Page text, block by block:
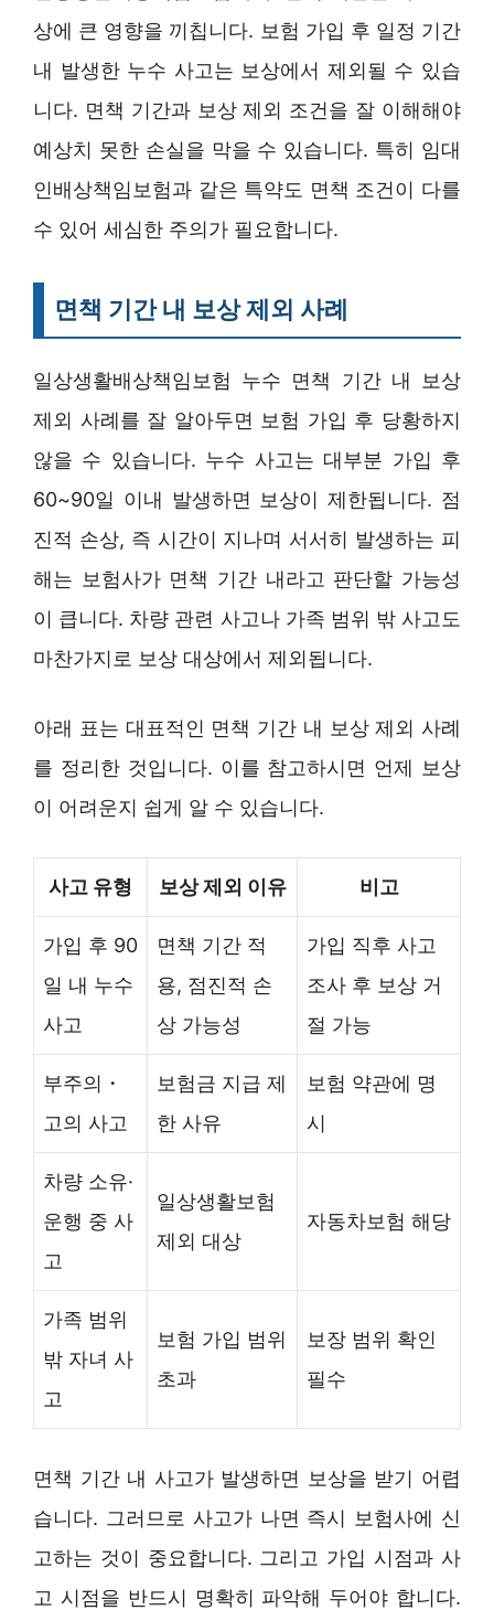
상에 큰 영향을 끼칩니다. 보험 가입 후 일정 기간
내 발생한 누수 사고는 보상에서 제외될 수 있습
니다. 면책 기간과 보상 제외 조건을 잘 이해해야
예상치 못한 손실을 막을 수 있습니다. 특히 임대
인배상책임보험과 같은 특약도 면책 조건이 다를
수 있어 세심한 주의가 필요합니다.
면책 기간 내 보상 제외 사례
일상생활배상책임보험 누수 면책 기간 내 보상
제외 사례를 잘 알아두면 보험 가입 후 당황하지
않을 수 있습니다. 누수 사고는 대부분 가입 후
60~90일 이내 발생하면 보상이 제한됩니다. 점
진적 손상, 즉 시간이 지나며 서서히 발생하는 피
해는 보험사가 면책 기간 내라고 판단할 가능성
이 큽니다. 차량 관련 사고나 가족 범위 밖 사고도
마찬가지로 보상 대상에서 제외됩니다.
아래 표는 대표적인 면책 기간 내 보상 제외 사례
를 정리한 것입니다. 이를 참고하시면 언제 보상
이 어려운지 쉽게 알 수 있습니다.
사고 유형 보상 제외 이유 비고
가입 후 90
일 내 누수
사고
면책 기간 적
용, 점진적 손
상 가능성
가입 직후 사고
조사 후 보상 거
절 가능
부주의・
고의 사고
보험금 지급 제
한 사유
보험 약관에 명
시
차량 소유·
운행 중 사
고
일상생활보험
제외 대상
자동차보험 해당
가족 범위
밖 자녀 사
고
보험 가입 범위
초과
보장 범위 확인
필수
면책 기간 내 사고가 발생하면 보상을 받기 어렵
습니다. 그러므로 사고가 나면 즉시 보험사에 신
고하는 것이 중요합니다. 그리고 가입 시점과 사
고 시점을 반드시 명확히 파악해 두어야 합니다.